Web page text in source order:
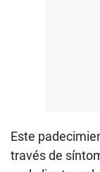
Este
través de